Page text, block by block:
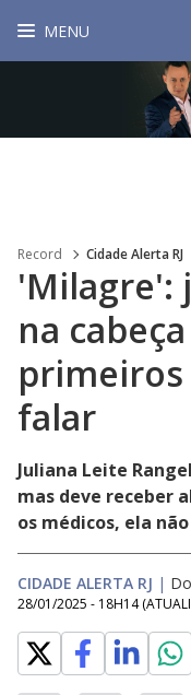
MENU
Record Cidade Alerta RJ
'Milagre':
na
primeiros
falar
Juliana Leite
mas deve receber
os médicos, ela
CIDADE ALERTA RJ |
28/01/2025 - 18H14